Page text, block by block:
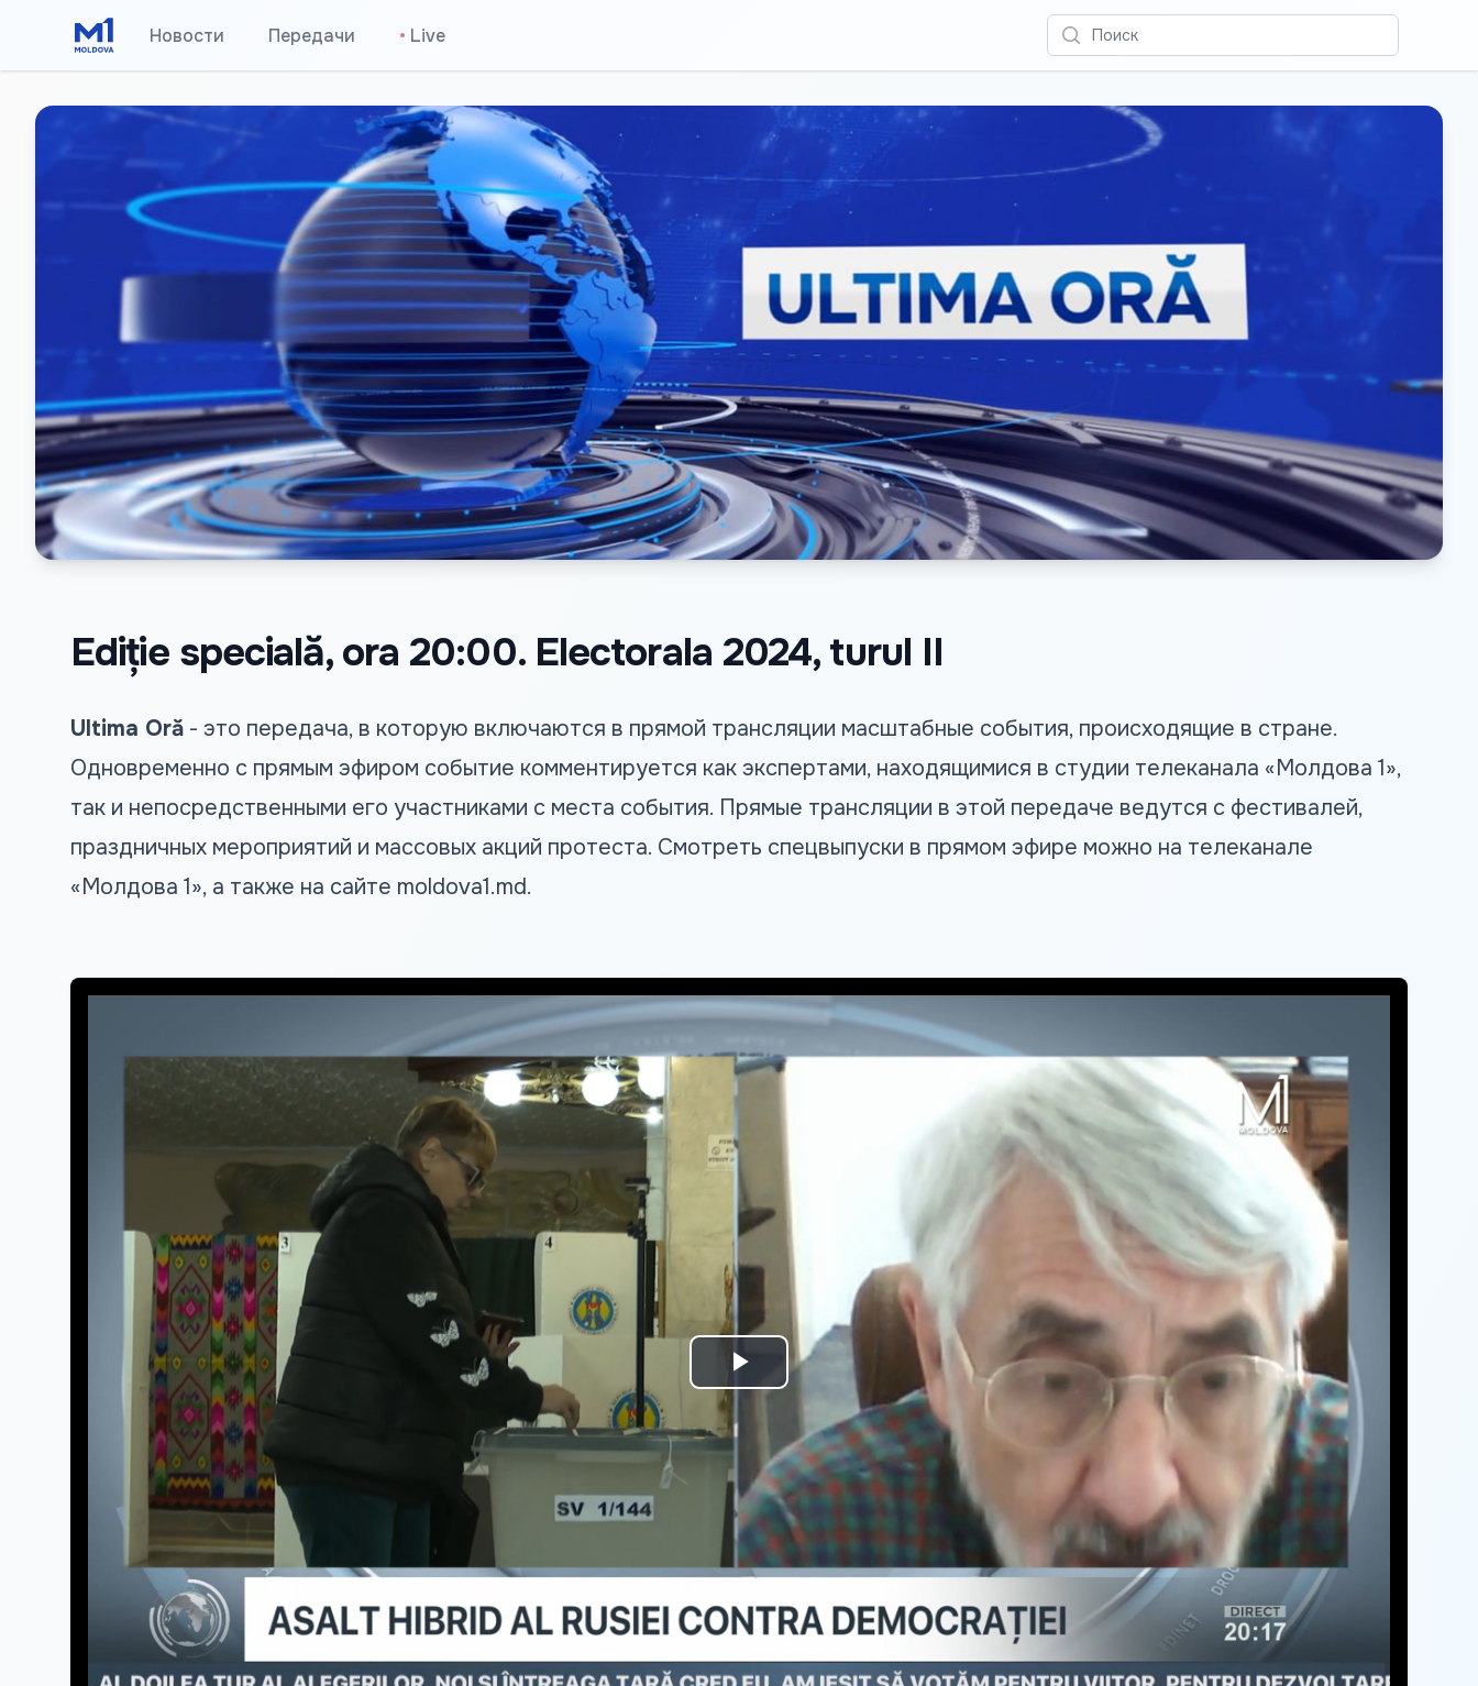
Новости Передачи • Live Поиск
Ediție specială, ora 20:00. Electorala 2024, turul II
Ultima Oră - это передача, в которую включаются в прямой трансляции масштабные события, происходящие в стране.
Одновременно с прямым эфиром событие комментируется как экспертами, находящимися в студии телеканала «Молдова 1»,
так и непосредственными его участниками с места события. Прямые трансляции в этой передаче ведутся с фестивалей,
праздничных мероприятий и массовых акций протеста. Смотреть спецвыпуски в прямом эфире можно на телеканале
«Молдова 1», а также на сайте moldova1.md.
Play
Video